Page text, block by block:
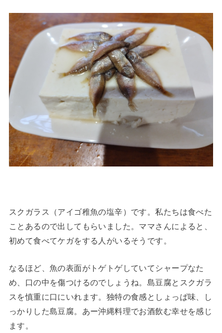
スクガラス（アイゴ稚魚の塩辛）です。私たちは食べた
ことあるので出してもらいました。ママさんによると、
初めて食べてケガをする人がいるそうです。
なるほど、魚の表面がトゲトゲしていてシャープなた
め、口の中を傷つけるのでしょうね。島豆腐とスクガラ
スを慎重に口にいれます。独特の食感としょっぱ味、し
っかりした島豆腐。あー沖縄料理でお酒飲む幸せを感じ
ます。